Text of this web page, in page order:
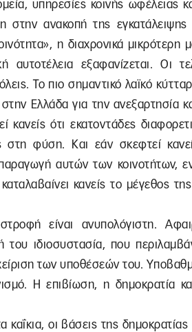
υπηρεσίες κοινής ωφέλειας
στην ανακοπή της
η διαχρονικά
αυτοτέλεια εξαφανίζεται. Οι
Το πιο σημαντικό λαϊκό
Ελλάδα για την ανεξαρτησία
κανείς ότι εκατοντάδες
φύση. Και εάν σκεφτεί
αυτών των κοινοτήτων,
κανείς το μέγεθος
είναι ανυπολόγιστη.
του ιδιοσυστασία, που
των υποθέσεών του.
Η επιβίωση, η δημοκρατία
καΐκια, οι βάσεις της δημοκρατίας